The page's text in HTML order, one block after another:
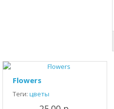
Flowers
Теги: цветы